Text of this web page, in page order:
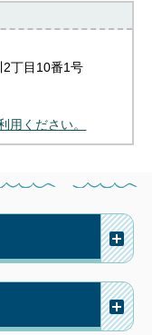
2丁目10番1号
用ください。